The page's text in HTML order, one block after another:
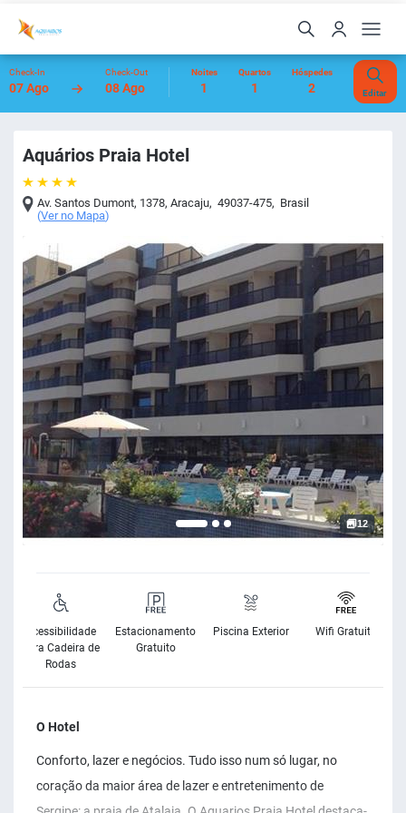
Check-In
07 Ago
Check-Out
08 Ago
Noites
1
Quartos
1
Hóspedes
2 Editar
Aquários Praia Hotel
Av. Santos Dumont, 1378,Aracaju, 49037-475, Brasil
(Ver no Mapa)
12
Acessibilidade
para Cadeira de
Rodas
Estacionamento
Gratuito
Piscina Exterior Wifi Gratuito
O Hotel
Conforto, lazer e negócios. Tudo isso num só lugar, no
coração da maior área de lazer e entretenimento de